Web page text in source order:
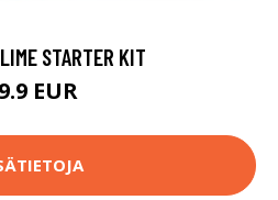
STARTER KIT
EUR